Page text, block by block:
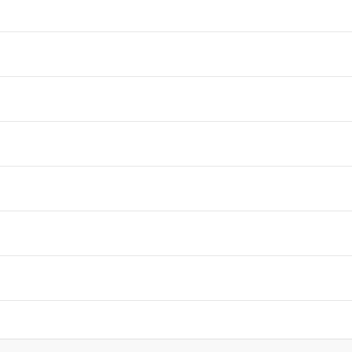
in Graubünden Ferienwohnungen in Berner Oberland
in Jura - Neuchâtel Ferienwohnungen in Basel & Umgebung
in Graubünden Ferienwohnungen in Berner Oberland
in Jura - Neuchâtel Ferienwohnungen in Basel & Umgebung
in Strandnähe in Luzern -
Ferienwohnungen in Strandnähe in
in Strandnähe in Wallis Ferienwohnungen in Strandnähe in
für Skiurlaub in Grindelwald Ferienwohnungen für Skiurlaub in Saas-
für Skiurlaub in Waadt Ferienwohnungen für Skiurlaub in Lago
mit Pool in Graubünden Ferienwohnung mit Pool in Grindelwald
in Graubünden Ferienwohnungen in Berner Oberland